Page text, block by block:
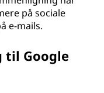
på sociale
e-mails.
til Google